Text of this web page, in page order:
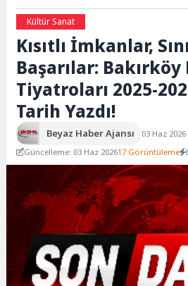
Kültür Sanat
Kısıtlı İmkanlar,
Başarılar:
Tiyatroları 2025-
Tarih Yazdı!
Beyaz Haber Ajansı
03 Haz 2026
Güncelleme: 03 Haz 202617 Görüntüleme